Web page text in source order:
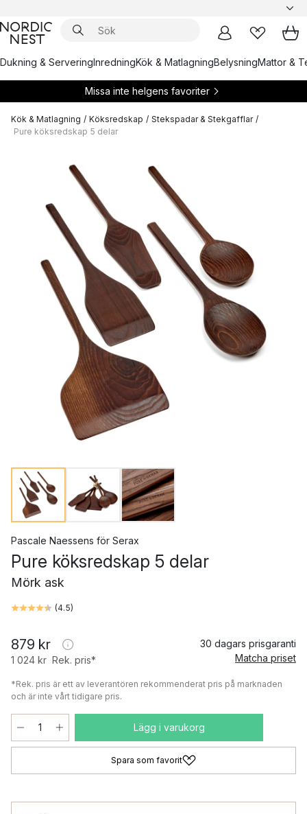
Dukning & ServeringInredningKök & MatlagningBelysningMattor &
Missa inte helgens favoriter
Kök & Matlagning / Köksredskap / Stekspadar & Stekgafflar /
Pure köksredskap 5 delar
Pascale Naessens för Serax
Pure köksredskap 5 delar
Mörk ask
(4.5)
879 kr
1 024 kr Rek. pris*
30 dagars prisgaranti
Matcha priset
*Rek. pris är ett av leverantören rekommenderat pris på marknaden
och är inte vårt tidigare pris.
Lägg i varukorg
Spara som favorit